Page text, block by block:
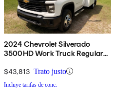
2024 Chevrolet Silverado
3500HD Work Truck Regular
$43,813 Trato justo
Incluye tarifas de conc.